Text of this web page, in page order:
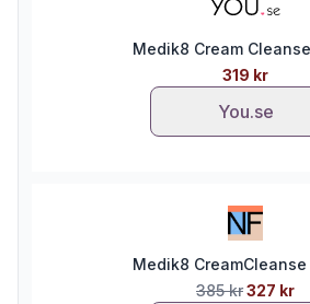
Medik8 Cream
319 kr
You.se
Medik8 CreamCleanse
385 kr327 kr